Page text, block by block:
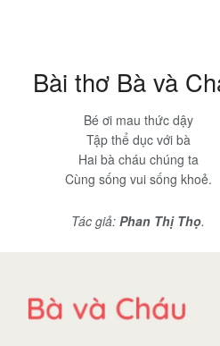
Bài thơ Bà và
Bé ơi mau thức dậy
Tập thể dục với bà
Hai bà cháu chúng ta
Cùng sống vui sống khoẻ.
Tác giả: Phan Thị Thọ.